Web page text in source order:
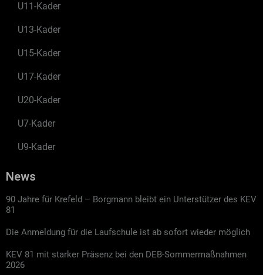
U11-Kader
U13-Kader
U15-Kader
U17-Kader
U20-Kader
U7-Kader
U9-Kader
News
90 Jahre für Krefeld – Borgmann bleibt ein Unterstützer des KEV
81
Die Anmeldung für die Laufschule ist ab sofort wieder möglich
KEV 81 mit starker Präsenz bei den DEB-Sommermaßnahmen
2026